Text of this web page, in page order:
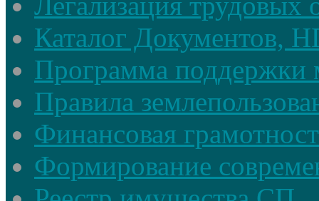
Каталог Документов,
Программа поддержки
Правила
Финансовая
Формирование